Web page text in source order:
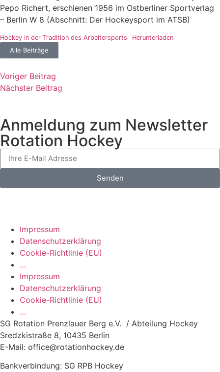
Pepo Richert, erschienen 1956 im Ostberliner Sportverlag
– Berlin W 8 (Abschnitt: Der Hockeysport im ATSB)
Hockey in der Tradition des Arbeitersports Herunterladen
Alle Beiträge
Voriger Beitrag
Nächster Beitrag
Anmeldung zum Newsletter
Rotation Hockey
Senden
Impressum
Datenschutzerklärung
Cookie-Richtlinie (EU)
…
Impressum
Datenschutzerklärung
Cookie-Richtlinie (EU)
…
SG Rotation Prenzlauer Berg e.V. / Abteilung Hockey
Sredzkistraße 8, 10435 Berlin
E-Mail: office@rotationhockey.de
Bankverbindung: SG RPB Hockey